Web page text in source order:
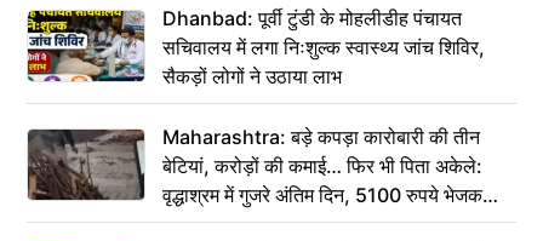
Dhanbad: पूर्वी टुंडी के मोहलीडीह पंचायत
सचिवालय में लगा निःशुल्क स्वास्थ्य जांच शिविर,
सैकड़ों लोगों ने उठाया लाभ
Maharashtra: बड़े कपड़ा कारोबारी की तीन
बेटियां, करोड़ों की कमाई… फिर भी पिता अकेले:
वृद्धाश्रम में गुजरे अंतिम दिन, 5100 रुपये भेजकर
कहा– अंतिम संस्कार कर दीजिए हम नहीं आ पाएंगे